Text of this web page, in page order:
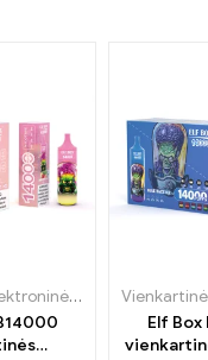
Vienkartinės elektroninės cigaretės ,ELF
Elf Box